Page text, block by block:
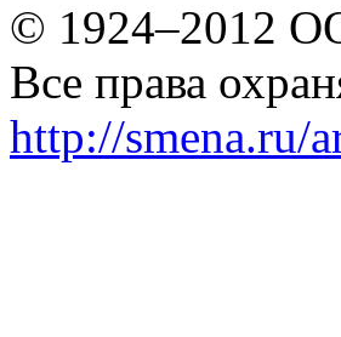
© 1924–2012
Все права
http://smena.ru/